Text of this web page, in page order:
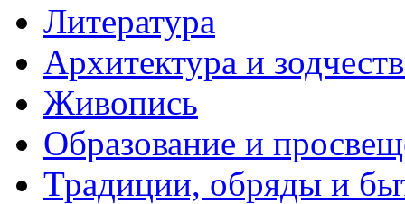
Литература
Архитектура и
Живопись
Образование и
Традиции, обряды и